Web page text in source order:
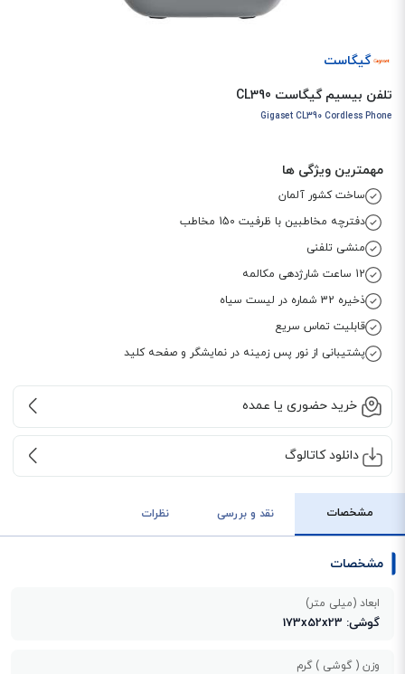
گیگاست
تلفن بیسیم گیگاست CL390
Gigaset CL390 Cordless Phone
مهمترین ویژگی ها
ساخت کشور آلمان
دفترچه مخاطبین با ظرفیت 150 مخاطب
منشی تلفنی
12 ساعت شارژدهی مکالمه
ذخیره 32 شماره در لیست سیاه
قابلیت تماس سریع
پشتیبانی از نور پس زمینه در نمایشگر و صفحه کلید
خرید حضوری یا عمده
دانلود کاتالوگ
مشخصات نقد و بررسی نظرات
مشخصات
ابعاد (میلی متر)
گوشی: 173x52x23
وزن ( گوشی ) گرم